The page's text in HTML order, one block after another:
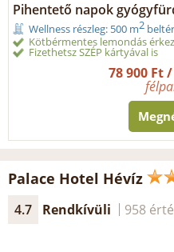
Pihentető napok
Wellness részleg: 500 m2
Kötbérmentes lemondás
Fizethetsz SZÉP kártyával is
78 900 Ft
Palace Hotel Hévíz
4.7 Rendkívüli 958